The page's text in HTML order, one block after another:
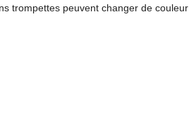
trompettes peuvent changer de couleur